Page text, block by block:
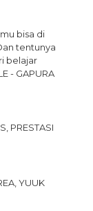
bisa di
tentunya
belajar
- GAPURA
PRESTASI
YUUK